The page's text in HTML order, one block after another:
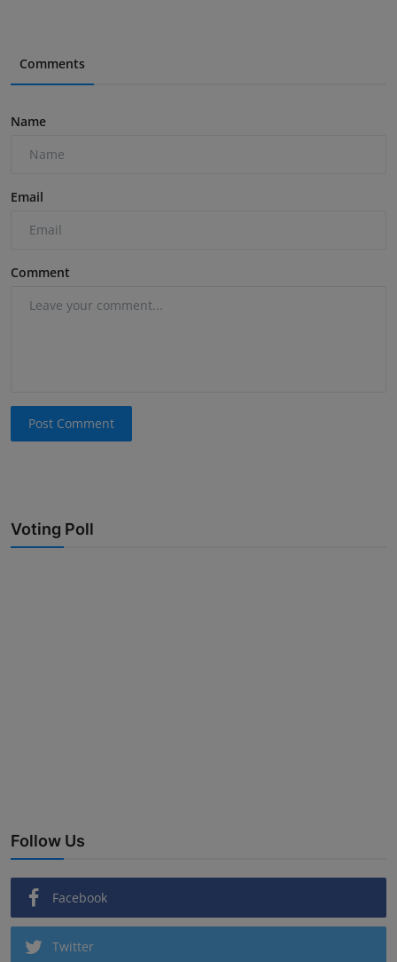
Comments
Name
Email
Comment
Post Comment
Voting Poll
Follow Us
Facebook
Twitter